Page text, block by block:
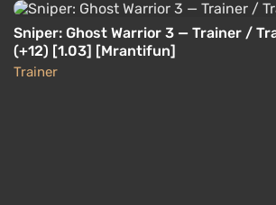
Sniper: Ghost Warrior 3 — Trainer /
(+12) [1.03] [Mrantifun]
Trainer